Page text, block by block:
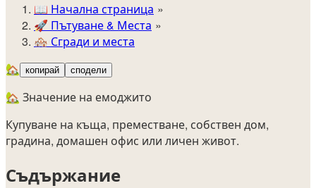
📖 Начална страница
🚀️ Пътуване & Места
🏘️ Сгради и места
🏡
копирай сподели
🏡 Значение на емоджито
Купуване на къща, преместване, собствен дом,
градина, домашен офис или личен живот.
Съдържание